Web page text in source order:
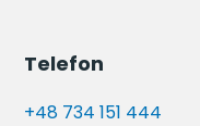
Telefon
+48 734 151 444